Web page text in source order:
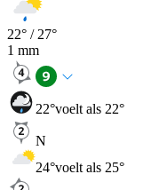
22° / 27°
1 mm
22°voelt als 22°
N
24°voelt als 25°